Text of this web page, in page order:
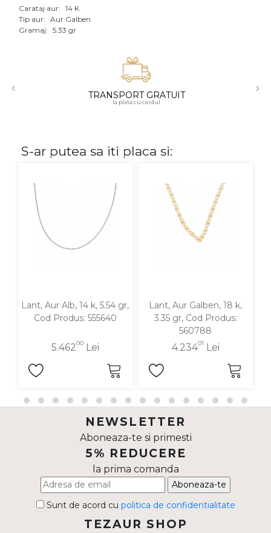
Aur mixt
18K
Cu pietre
Diamante
Carataj aur: 14 K
Tip aur: Aur Galben
Gramaj: 5.33 gr
‹ TRANSPORT GRATUIT
la plata cu cardul
›
S-ar putea sa iti placa si:
Lant, Aur Alb, 14 k, 5.54 gr,
Cod Produs: 555640
5.46200Lei
Lant, Aur Galben, 18 k,
3.35 gr, Cod Produs:
560788
4.23401 Lei
NEWSLETTER
Aboneaza-te si primesti
5% REDUCERE
la prima comanda
Aboneaza-te
Sunt de acord cu politica de confidentialitate
TEZAUR SHOP